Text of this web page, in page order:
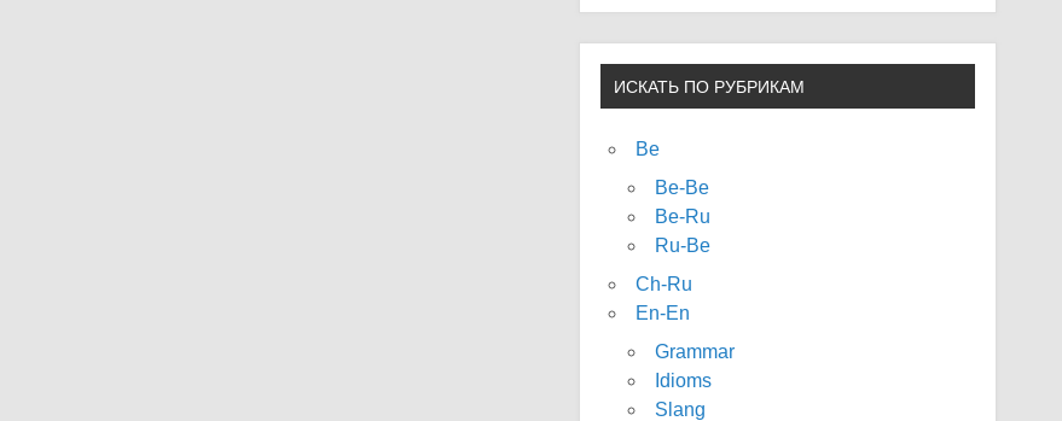
ИСКАТЬ ПО РУБРИКАМ
Be
Be-Be
Be-Ru
Ru-Be
Ch-Ru
En-En
Grammar
Idioms
Slang